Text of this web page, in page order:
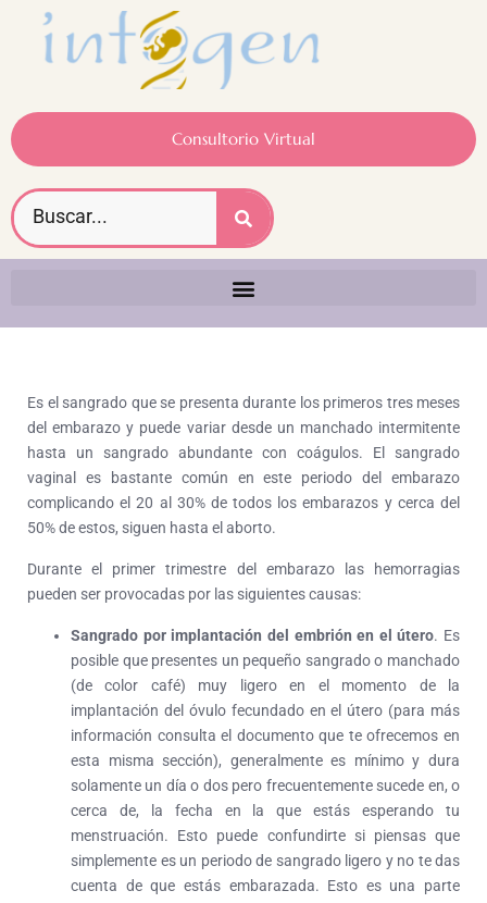
Consultorio Virtual
Es el sangrado que se presenta durante los primeros tres meses
del embarazo y puede variar desde un manchado intermitente
hasta un sangrado abundante con coágulos. El sangrado
vaginal es bastante común en este periodo del embarazo
complicando el 20 al 30% de todos los embarazos y cerca del
50% de estos, siguen hasta el aborto.
Durante el primer trimestre del embarazo las hemorragias
pueden ser provocadas por las siguientes causas:
Sangrado por implantación del embrión en el útero. Es
posible que presentes un pequeño sangrado o manchado
(de color café) muy ligero en el momento de la
implantación del óvulo fecundado en el útero (para más
información consulta el documento que te ofrecemos en
esta misma sección), generalmente es mínimo y dura
solamente un día o dos pero frecuentemente sucede en, o
cerca de, la fecha en la que estás esperando tu
menstruación. Esto puede confundirte si piensas que
simplemente es un periodo de sangrado ligero y no te das
cuenta de que estás embarazada. Esto es una parte